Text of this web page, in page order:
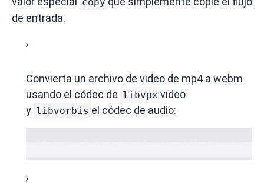
de entrada.
Convierta un archivo de video de mp4 a webm
usando el códec de libvpx video
y libvorbis el códec de audio: